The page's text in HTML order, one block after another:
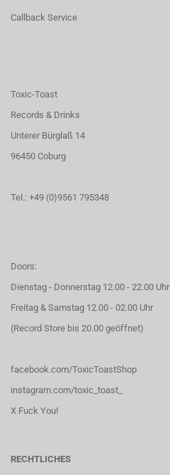
Callback Service
Toxic-Toast
Records & Drinks
Unterer Bürglaß 14
96450 Coburg
Tel.: +49 (0)9561 795348
Doors:
Dienstag - Donnerstag 12.00 - 22.00 Uhr
Freitag & Samstag 12.00 - 02.00 Uhr
(Record Store bis 20.00 geöffnet)
facebook.com/ToxicToastShop
instagram.com/toxic_toast_
X Fuck You!
RECHTLICHES